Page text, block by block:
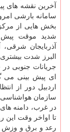
آخرین نقشه های
سامانه بارشی
بخش هایی از
شدید موقت پیش
آذربایجان شرقی،
البرز شدت
ای پیش بینی می
اردبیل دور از
در غرب، دامنه
تا اواخر وقت
رعد و برق و وزش